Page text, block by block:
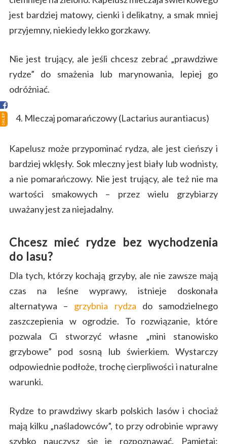
SKLEP
jest bardziej matowy, cienki i delikatny, a smak mniej
przyjemny, niekiedy lekko gorzkawy.
Nie jest trujący, ale jeśli chcesz zebrać „prawdziwe
rydze” do smażenia lub marynowania, lepiej go
odróżniać.
Mleczaj pomarańczowy (Lactarius aurantiacus)
Kapelusz może przypominać rydza, ale jest cieńszy i
bardziej wklęsły. Sok mleczny jest biały lub wodnisty,
a nie pomarańczowy. Nie jest trujący, ale też nie ma
wartości smakowych – przez wielu grzybiarzy
uważany jest za niejadalny.
Chcesz mieć rydze bez wychodzenia
do lasu?
Dla tych, którzy kochają grzyby, ale nie zawsze mają
czas na leśne wyprawy, istnieje doskonała
alternatywa – grzybnia rydza do samodzielnego
zaszczepienia w ogrodzie. To rozwiązanie, które
pozwala Ci stworzyć własne „mini stanowisko
grzybowe” pod sosną lub świerkiem. Wystarczy
odpowiednie podłoże, trochę cierpliwości i naturalne
warunki.
Rydze to prawdziwy skarb polskich lasów i chociaż
mają kilku „naśladowców”, to przy odrobinie wprawy
szybko nauczysz się je rozpoznawać. Pamiętaj:
Sklep
Kontakt